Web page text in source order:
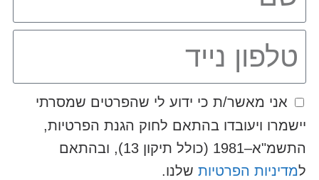
אני מאשר/ת כי ידוע לי שהפרטים שמסרתי
יישמרו ויעובדו בהתאם לחוק הגנת הפרטיות,
התשמ"א–1981 (כולל תיקון 13), ובהתאם
למדיניות הפרטיותשלנו.